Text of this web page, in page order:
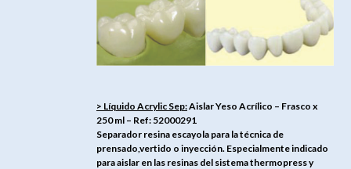
> Líquido Acrylic Sep:Aislar Yeso Acrílico – Frasco x
250 ml – Ref: 52000291
Separador resina escayola para la técnica de
prensado,vertido o inyección. Especialmente indicado
para aislar en las resinas del sistema thermopress y